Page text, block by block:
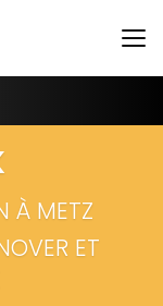
À METZ
ET